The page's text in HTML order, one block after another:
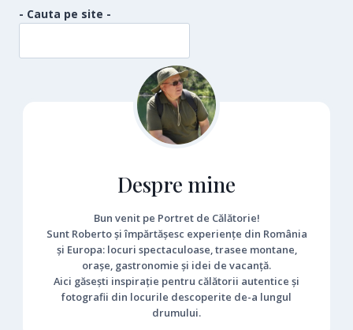
- Cauta pe site -
Despre mine
Bun venit pe Portret de Călătorie!
Sunt Roberto și împărtășesc experiențe din România
și Europa: locuri spectaculoase, trasee montane,
orașe, gastronomie și idei de vacanță.
Aici găsești inspirație pentru călătorii autentice și
fotografii din locurile descoperite de-a lungul
drumului.